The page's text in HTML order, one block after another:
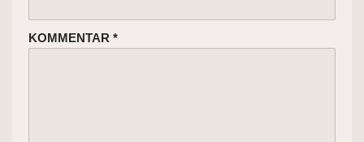
KOMMENTAR *